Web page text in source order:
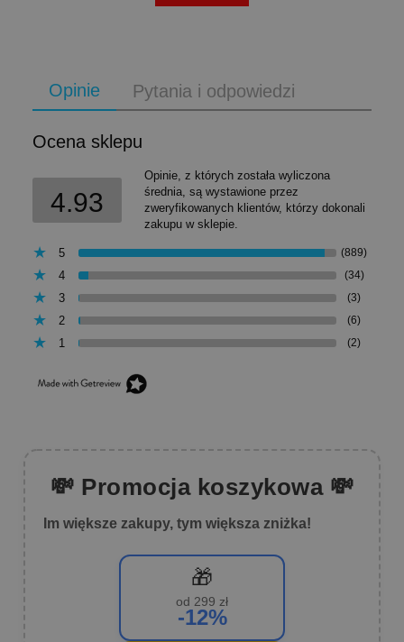
Opinie Pytania i odpowiedzi
Ocena sklepu
4.93
Opinie, z których została wyliczona
średnia, są wystawione przez
zweryfikowanych klientów, którzy dokonali
zakupu w sklepie.
5 (889)
4 (34)
3 (3)
2 (6)
1 (2)
💸 Promocja koszykowa 💸
Im większe zakupy, tym większa zniżka!
🎁
od 299 zł
-12%